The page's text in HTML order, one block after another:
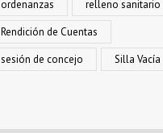
ordenanzas
relleno sanitario
Rendición de Cuentas
sesión de concejo
Silla Vacía